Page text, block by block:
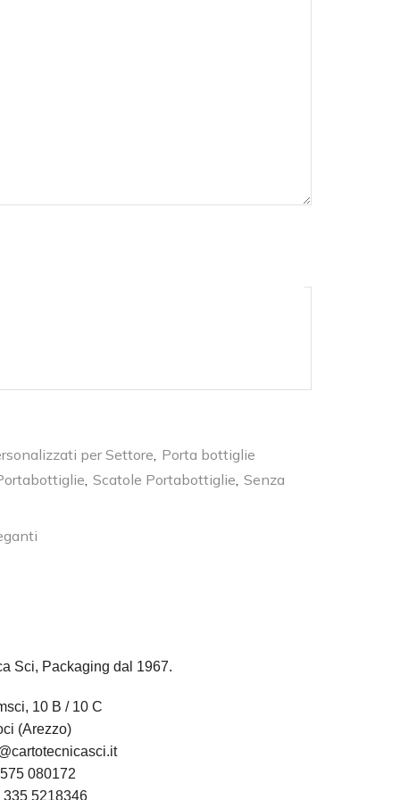
per Settore Porta bottiglie
Scatole Portabottiglie Senza
Sci, Packaging dal 1967.
10 B / 10 C
(Arezzo)
080172
335 5218346